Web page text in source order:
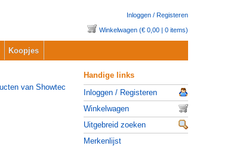
Inloggen / Registeren
Winkelwagen (€ 0,00 | 0 items)
Koopjes
Handige links
Inloggen / Registeren
Winkelwagen
Uitgebreid zoeken
Merkenlijst